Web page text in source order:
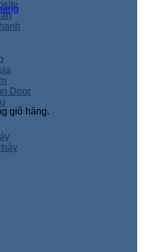
giỏ hàng.
Door